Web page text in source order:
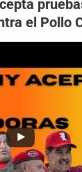
el Pollo